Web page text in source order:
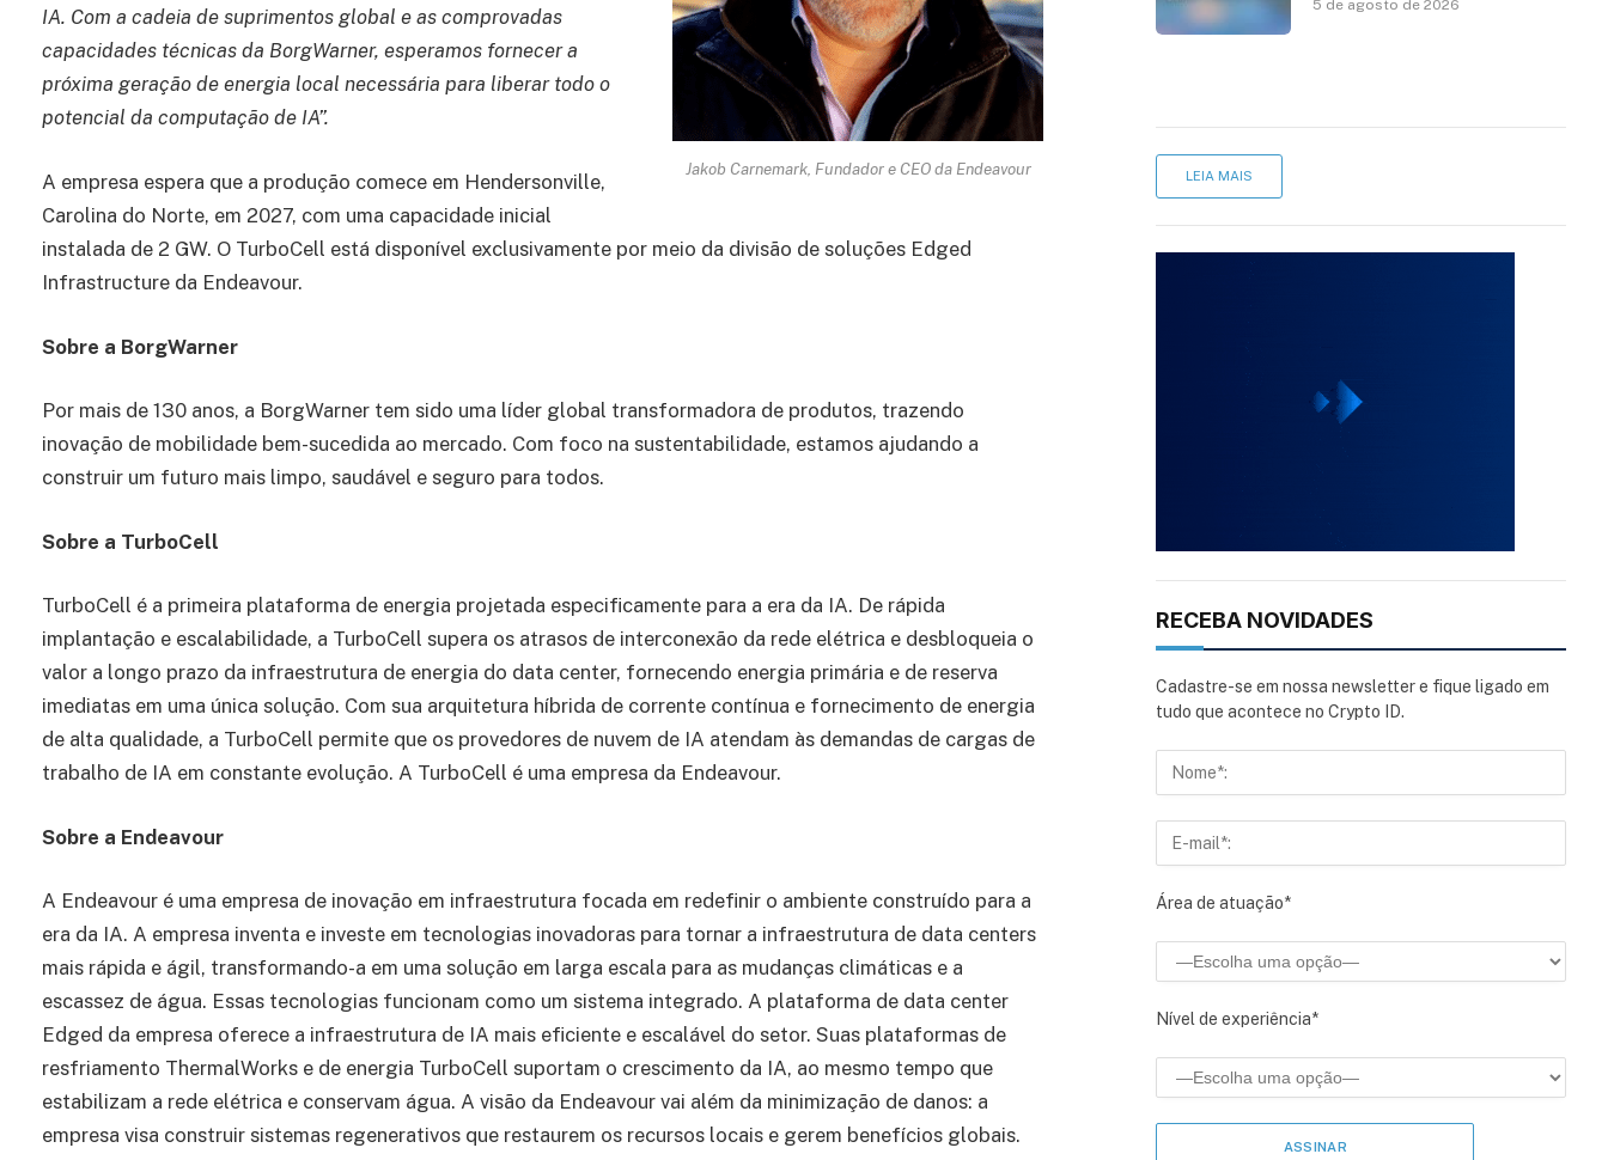
Jakob Carnemark, Fundador e CEO da Endeavour
IA. Com a cadeia de suprimentos global e as comprovadas
capacidades técnicas da BorgWarner, esperamos fornecer a
próxima geração de energia local necessária para liberar todo o
potencial da computação de IA”.
A empresa espera que a produção comece em Hendersonville,
Carolina do Norte, em 2027, com uma capacidade inicial
instalada de 2 GW. O TurboCell está disponível exclusivamente por meio da divisão de soluções Edged
Infrastructure da Endeavour.
Sobre a BorgWarner
Por mais de 130 anos, a BorgWarner tem sido uma líder global transformadora de produtos, trazendo
inovação de mobilidade bem-sucedida ao mercado. Com foco na sustentabilidade, estamos ajudando a
construir um futuro mais limpo, saudável e seguro para todos.
Sobre a TurboCell
TurboCell é a primeira plataforma de energia projetada especificamente para a era da IA. De rápida
implantação e escalabilidade, a TurboCell supera os atrasos de interconexão da rede elétrica e desbloqueia o
valor a longo prazo da infraestrutura de energia do data center, fornecendo energia primária e de reserva
imediatas em uma única solução. Com sua arquitetura híbrida de corrente contínua e fornecimento de energia
de alta qualidade, a TurboCell permite que os provedores de nuvem de IA atendam às demandas de cargas de
trabalho de IA em constante evolução. A TurboCell é uma empresa da Endeavour.
Sobre a Endeavour
A Endeavour é uma empresa de inovação em infraestrutura focada em redefinir o ambiente construído para a
era da IA. A empresa inventa e investe em tecnologias inovadoras para tornar a infraestrutura de data centers
mais rápida e ágil, transformando-a em uma solução em larga escala para as mudanças climáticas e a
escassez de água. Essas tecnologias funcionam como um sistema integrado. A plataforma de data center
Edged da empresa oferece a infraestrutura de IA mais eficiente e escalável do setor. Suas plataformas de
resfriamento ThermalWorks e de energia TurboCell suportam o crescimento da IA, ao mesmo tempo que
estabilizam a rede elétrica e conservam água. A visão da Endeavour vai além da minimização de danos: a
empresa visa construir sistemas regenerativos que restaurem os recursos locais e gerem benefícios globais.
5 de agosto de 2026
LEIA MAIS
RECEBA NOVIDADES
Cadastre-se em nossa newsletter e fique ligado em
tudo que acontece no Crypto ID.
Área de atuação*
Nível de experiência*